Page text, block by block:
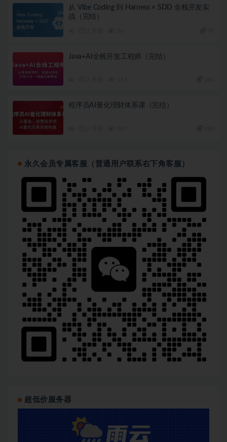
从 Vibe Coding 到 Harness × SDD 全栈开发实
战（完结）
Java+AI全栈开发工程师（完结）
程序员AI量化理财体系课（完结）
永久会员专属客服（普通用户联系右下角客服）
超低价服务器